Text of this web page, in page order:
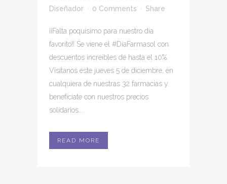
Diseñador
0 Comments Share
¡¡Falta poquísimo para nuestro día
favorito!! Se viene el #DíaFarmasol con
descuentos increíbles de hasta el 10%.
Visítanos este jueves 5 de diciembre, en
cualquiera de nuestras 32 farmacias y
benefíciate con nuestros precios
solidarios....
READ MORE